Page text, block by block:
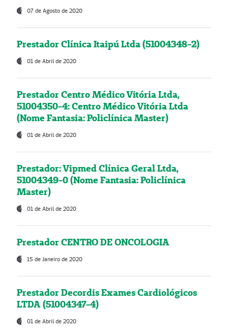
07 de Agosto de 2020
Prestador Clínica Itaipú Ltda (51004348-2)
01 de Abril de 2020
Prestador Centro Médico Vitória Ltda,
51004350-4: Centro Médico Vitória Ltda
(Nome Fantasia: Policlínica Master)
01 de Abril de 2020
Prestador: Vipmed Clínica Geral Ltda,
51004349-0 (Nome Fantasia: Policlínica
Master)
01 de Abril de 2020
Prestador CENTRO DE ONCOLOGIA
15 de Janeiro de 2020
Prestador Decordis Exames Cardiológicos
LTDA (51004347-4)
01 de Abril de 2020